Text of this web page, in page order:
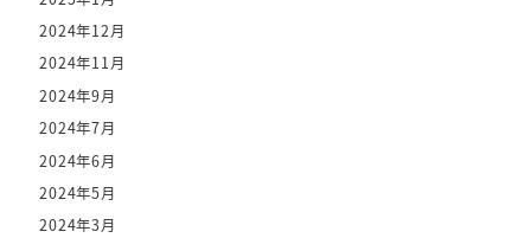
2024年12月
2024年11月
2024年9月
2024年7月
2024年6月
2024年5月
2024年3月